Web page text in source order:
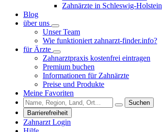
Zahnärzte in Schleswig-Holstein
Blog
über uns
Unser Team
Wie funktioniert zahnarzt-finder.info?
für Ärzte
Zahnarztpraxis kostenfrei eintragen
Premium buchen
Informationen für Zahnärzte
Preise und Produkte
Meine Favoriten
Suchen
Barrierefreiheit
Zahnarzt Login